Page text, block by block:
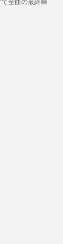
全曲の最終練